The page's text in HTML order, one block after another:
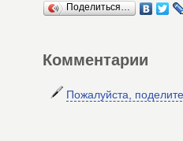
Поделиться…
Комментарии
Пожалуйста,